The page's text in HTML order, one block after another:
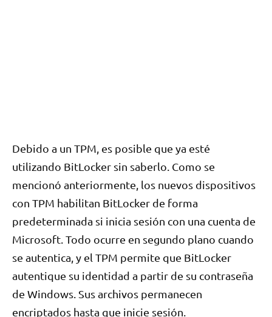
Debido a un TPM, es posible que ya esté
utilizando BitLocker sin saberlo. Como se
mencionó anteriormente, los nuevos dispositivos
con TPM habilitan BitLocker de forma
predeterminada si inicia sesión con una cuenta de
Microsoft. Todo ocurre en segundo plano cuando
se autentica, y el TPM permite que BitLocker
autentique su identidad a partir de su contraseña
de Windows. Sus archivos permanecen
encriptados hasta que inicie sesión.